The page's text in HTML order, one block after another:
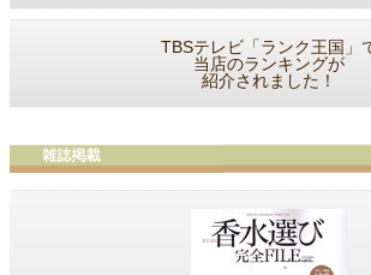
TBSテレビ「ランク王国」
当店のランキングが
紹介されました！